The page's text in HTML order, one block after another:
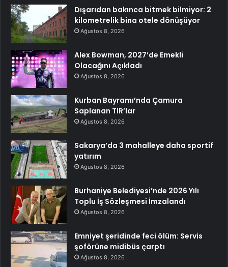
Dışarıdan bakınca bitmek bilmiyor: 2
kilometrelik bina otele dönüşüyor
Ağustos 8, 2026
Alex Bowman, 2027’de Emekli
Olacağını Açıkladı
Ağustos 8, 2026
Kurban Bayramı’nda Çamura
Saplanan TIR’lar
Ağustos 8, 2026
Sakarya’da 3 mahalleye daha sportif
yatırım
Ağustos 8, 2026
Burhaniye Belediyesi’nde 2026 Yılı
Toplu İş Sözleşmesi İmzalandı
Ağustos 8, 2026
Emniyet şeridinde feci ölüm: Servis
şoförüne midibüs çarptı
Ağustos 8, 2026